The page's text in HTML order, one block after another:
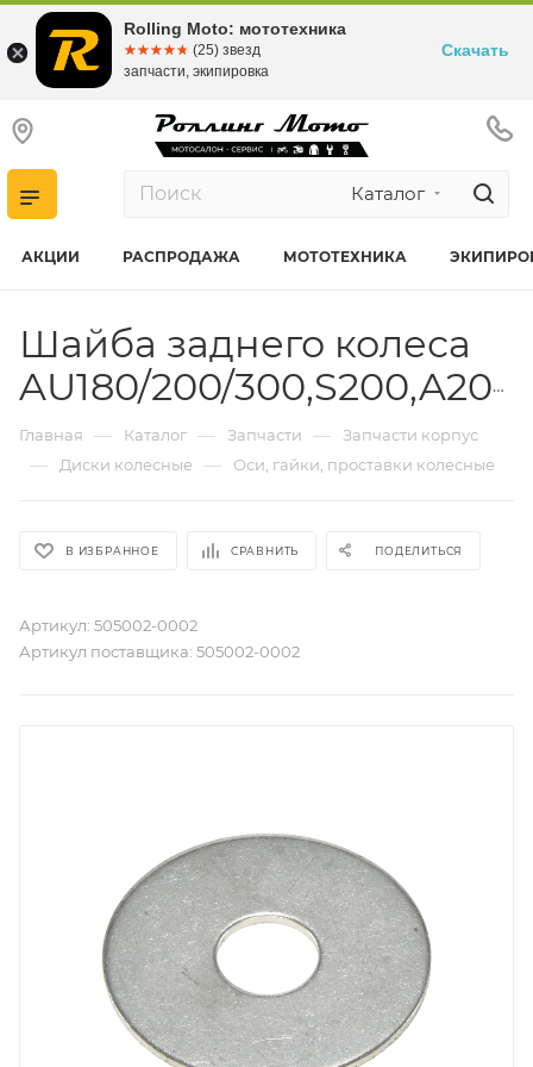
Каталог
АКЦИИ РАСПРОДАЖА МОТОТЕХНИКА
Шайба заднего колеса
AU180/200/300,S200,A200/300
Главная — Каталог — Запчасти — Запчасти корпус
— Диски колесные — Оси, гайки, проставки колесные
В ИЗБРАННОЕ СРАВНИТЬ ПОДЕЛИТЬСЯ
Артикул: 505002-0002
Артикул поставщика: 505002-0002
Rolling Moto: мототехника
☆☆☆☆☆
★★★★★ (25) звезд
запчасти, экипировка
Скачать